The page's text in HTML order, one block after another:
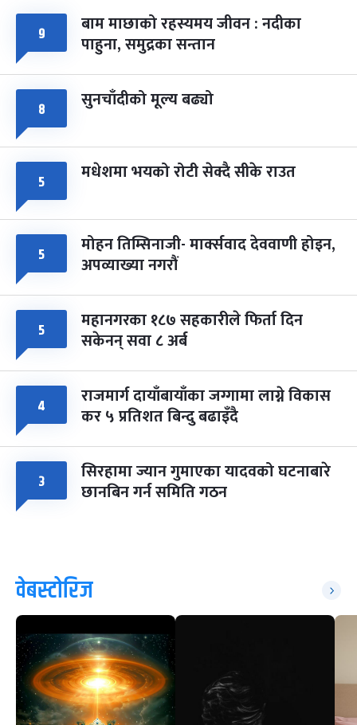
८
सोम
फागुपूर्णिमा
चैत्र ८, २०८३-Mar 22, 2027
७ महिना बाँकी
९ बाम माछाको रहस्यमय जीवन : नदीका
पाहुना, समुद्रका सन्तान
८ सुनचाँदीको मूल्य बढ्यो
५ मधेशमा भयको रोटी सेक्दै सीके राउत
५ मोहन तिम्सिनाजी- मार्क्सवाद देववाणी होइन,
अपव्याख्या नगरौं
५ महानगरका १८७ सहकारीले फिर्ता दिन
सकेनन् सवा ८ अर्ब
४ राजमार्ग दायाँबायाँका जग्गामा लाग्ने विकास
कर ५ प्रतिशत बिन्दु बढाइँदै
३ सिरहामा ज्यान गुमाएका यादवको घटनाबारे
छानबिन गर्न समिति गठन
वेबस्टोरिज